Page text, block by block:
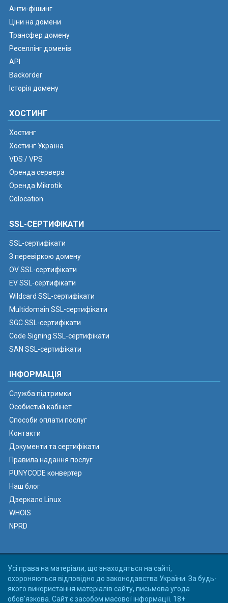
Анти-фішинг
Ціни на домени
Трансфер домену
Реселлінг доменів
API
Backorder
Історія домену
ХОСТИНГ
Хостинг
Хостинг Україна
VDS / VPS
Оренда сервера
Оренда Mikrotik
Colocation
SSL-СЕРТИФІКАТИ
SSL-сертифікати
З перевіркою домену
OV SSL-сертифікати
EV SSL-сертифікати
Wildcard SSL-сертифікати
Multidomain SSL-сертифікати
SGC SSL-сертифікати
Code Signing SSL-сертифікати
SAN SSL-сертифікати
ІНФОРМАЦІЯ
Служба підтримки
Особистий кабінет
Способи оплати послуг
Контакти
Документи та сертифікати
Правила надання послуг
PUNYCODE конвертер
Наш блог
Дзеркало Linux
WHOIS
NPRD
Усі права на матеріали, що знаходяться на сайті,
охороняються відповідно до законодавства України. За будь-
якого використання матеріалів сайту, письмова угода
обов'язкова. Сайт є засобом масової інформації. 18+